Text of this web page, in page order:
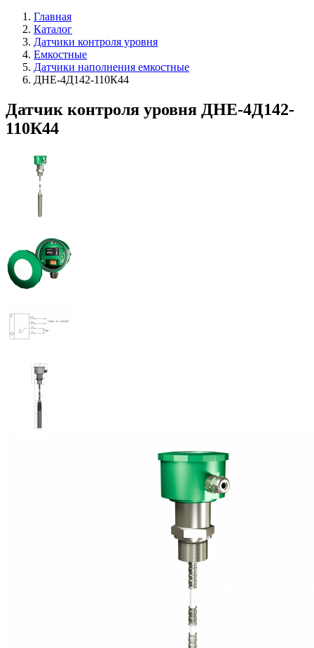
Главная
Каталог
Датчики контроля уровня
Емкостные
Датчики наполнения емкостные
ДНЕ-4Д142-110К44
Датчик контроля уровня ДНЕ-4Д142-
110К44